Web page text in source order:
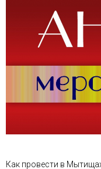
Как провести в